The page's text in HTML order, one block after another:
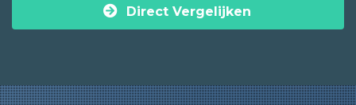
Direct Vergelijken